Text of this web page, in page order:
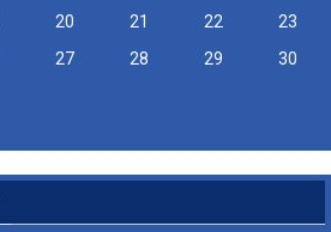
20 21 22
23
27 28 29
30